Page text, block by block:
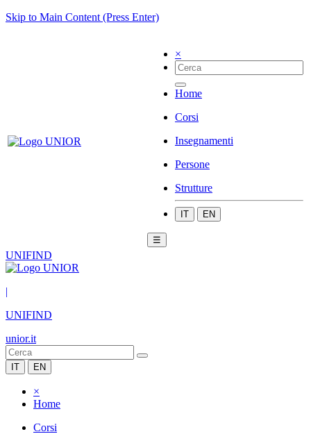
Skip to Main Content (Press Enter)
×
Home
Corsi
Insegnamenti
Persone
Strutture
IT EN
☰
UNIFIND
|
UNIFIND
unior.it
IT EN
×
Home
Corsi